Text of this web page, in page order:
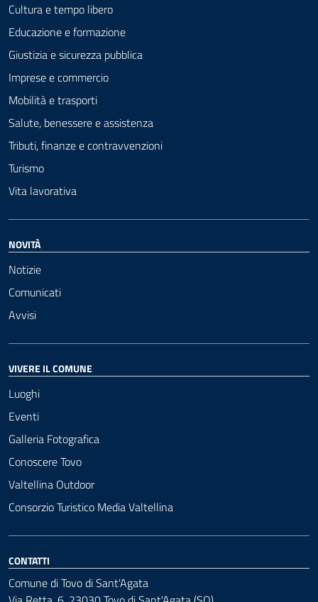
Cultura e tempo libero
Educazione e formazione
Giustizia e sicurezza pubblica
Imprese e commercio
Mobilità e trasporti
Salute, benessere e assistenza
Tributi, finanze e contravvenzioni
Turismo
Vita lavorativa
NOVITÀ
Notizie
Comunicati
Avvisi
VIVERE IL COMUNE
Luoghi
Eventi
Galleria Fotografica
Conoscere Tovo
Valtellina Outdoor
Consorzio Turistico Media Valtellina
CONTATTI
Comune di Tovo di Sant'Agata